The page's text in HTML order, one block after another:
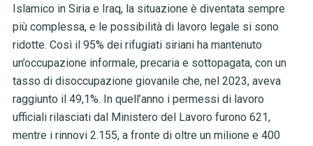
Islamico in Siria e Iraq, la situazione è diventata sempre
più complessa, e le possibilità di lavoro legale si sono
ridotte. Così il 95% dei rifugiati siriani ha mantenuto
un’occupazione informale, precaria e sottopagata, con un
tasso di disoccupazione giovanile che, nel 2023, aveva
raggiunto il 49,1%. In quell’anno i permessi di lavoro
ufficiali rilasciati dal Ministero del Lavoro furono 621,
mentre i rinnovi 2.155, a fronte di oltre un milione e 400